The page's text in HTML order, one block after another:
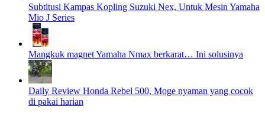
Subtitusi Kampas Kopling Suzuki Nex, Untuk Mesin Yamaha
Mio J Series
Mangkuk magnet Yamaha Nmax berkarat… Ini solusinya
Daily Review Honda Rebel 500, Moge nyaman yang cocok
di pakai harian